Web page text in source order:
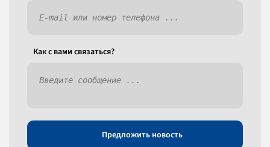
Как c вами связаться?
Предложить новость